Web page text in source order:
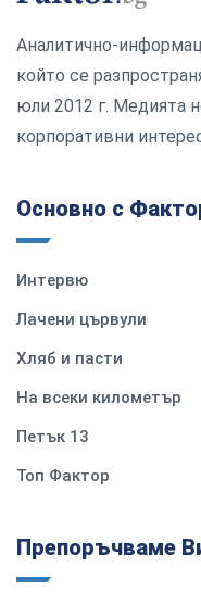
Аналитично-
който се
юли 2012 г. Медията
корпоративни
Основно с
Интервю
Лачени цървули
Хляб и пасти
На всеки километър
Петък 13
Топ Фактор
Препоръчваме